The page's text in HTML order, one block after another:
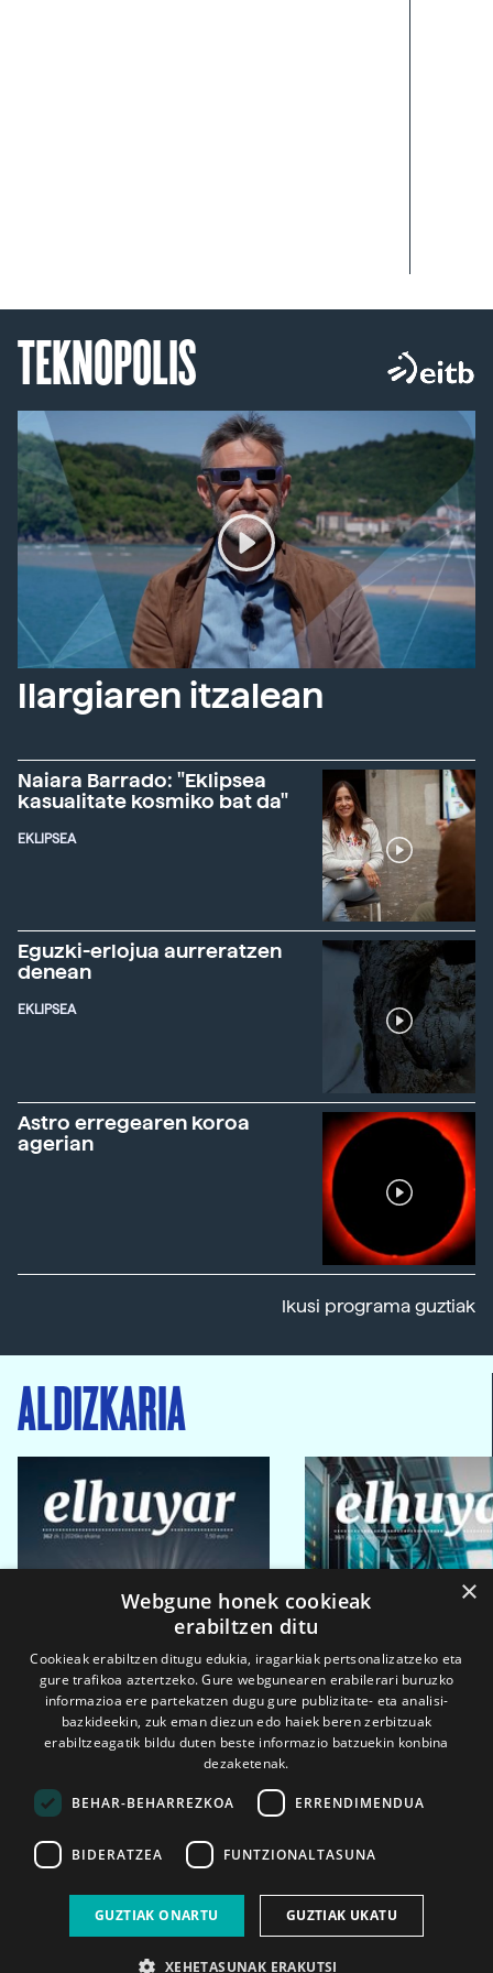
TEKNOPOLIS
Ilargiaren itzalean
Naiara Barrado: "Eklipsea
kasualitate kosmiko bat da"
EKLIPSEA
Eguzki-erlojua aurreratzen
denean
EKLIPSEA
Astro erregearen koroa
agerian
Ikusi programa guztiak
ALDIZKARIA
2026ko eka. 1a 2026ko mar. 1a
×
Webgune honek cookieak
erabiltzen ditu
Cookieak erabiltzen ditugu edukia, iragarkiak pertsonalizatzeko eta
gure trafikoa aztertzeko. Gure webgunearen erabilerari buruzko
informazioa ere partekatzen dugu gure publizitate- eta analisi-
bazkideekin, zuk eman diezun edo haiek beren zerbitzuak
erabiltzeagatik bildu duten beste informazio batzuekin konbina
dezaketenak.
BEHAR-BEHARREZKOA ERRENDIMENDUA
BIDERATZEA FUNTZIONALTASUNA
GUZTIAK ONARTU GUZTIAK UKATU
XEHETASUNAK ERAKUTSI